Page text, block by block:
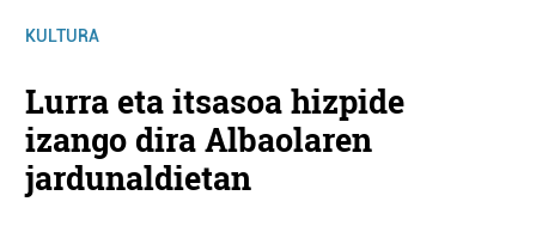
KULTURA
Lurra eta itsasoa hizpide
izango dira Albaolaren
jardunaldietan